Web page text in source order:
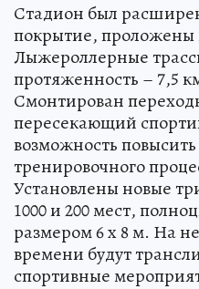
Стадион был
покрытие,
Лыжероллерные
протяженность – 7,5
Смонтирован
пересекающий
возможность
тренировочного
Установлены новые
1000 и 200 мест,
размером 6 x 8 м. На
времени будут
спортивные